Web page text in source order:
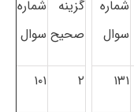
شماره
سوال
گزینه
صحیح
شماره
سوال
۱۳۱ ۲ ۱۰۱